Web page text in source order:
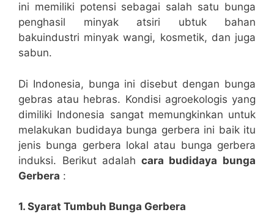
ini memiliki potensi sebagai salah satu bunga
penghasil minyak atsiri ubtuk bahan
bakuindustri minyak wangi, kosmetik, dan juga
sabun.
Di Indonesia, bunga ini disebut dengan bunga
gebras atau hebras. Kondisi agroekologis yang
dimiliki Indonesia sangat memungkinkan untuk
melakukan budidaya bunga gerbera ini baik itu
jenis bunga gerbera lokal atau bunga gerbera
induksi. Berikut adalah cara budidaya bunga
Gerbera :
1. Syarat Tumbuh Bunga Gerbera